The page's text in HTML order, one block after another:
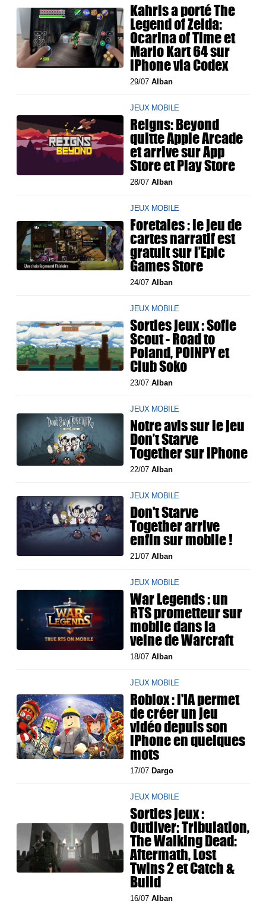
Kahris a porté The
Legend of Zelda:
Ocarina of Time et
Mario Kart 64 sur
iPhone via Codex
29/07Alban
JEUX MOBILE
Reigns: Beyond
quitte Apple Arcade
et arrive sur App
Store et Play Store
28/07Alban
JEUX MOBILE
Foretales : le jeu de
cartes narratif est
gratuit sur l’Epic
Games Store
24/07Alban
JEUX MOBILE
Sorties jeux : Sofie
Scout - Road to
Poland, POINPY et
Club Soko
23/07Alban
JEUX MOBILE
Notre avis sur le jeu
Don’t Starve
Together sur iPhone
22/07Alban
JEUX MOBILE
Don't Starve
Together arrive
enfin sur mobile !
21/07Alban
JEUX MOBILE
War Legends : un
RTS prometteur sur
mobile dans la
veine de Warcraft
18/07Alban
JEUX MOBILE
Roblox : l'IA permet
de créer un jeu
vidéo depuis son
iPhone en quelques
mots
17/07 Dargo
JEUX MOBILE
Sorties jeux :
Outliver: Tribulation,
The Walking Dead:
Aftermath, Lost
Twins 2 et Catch &
Build
16/07Alban